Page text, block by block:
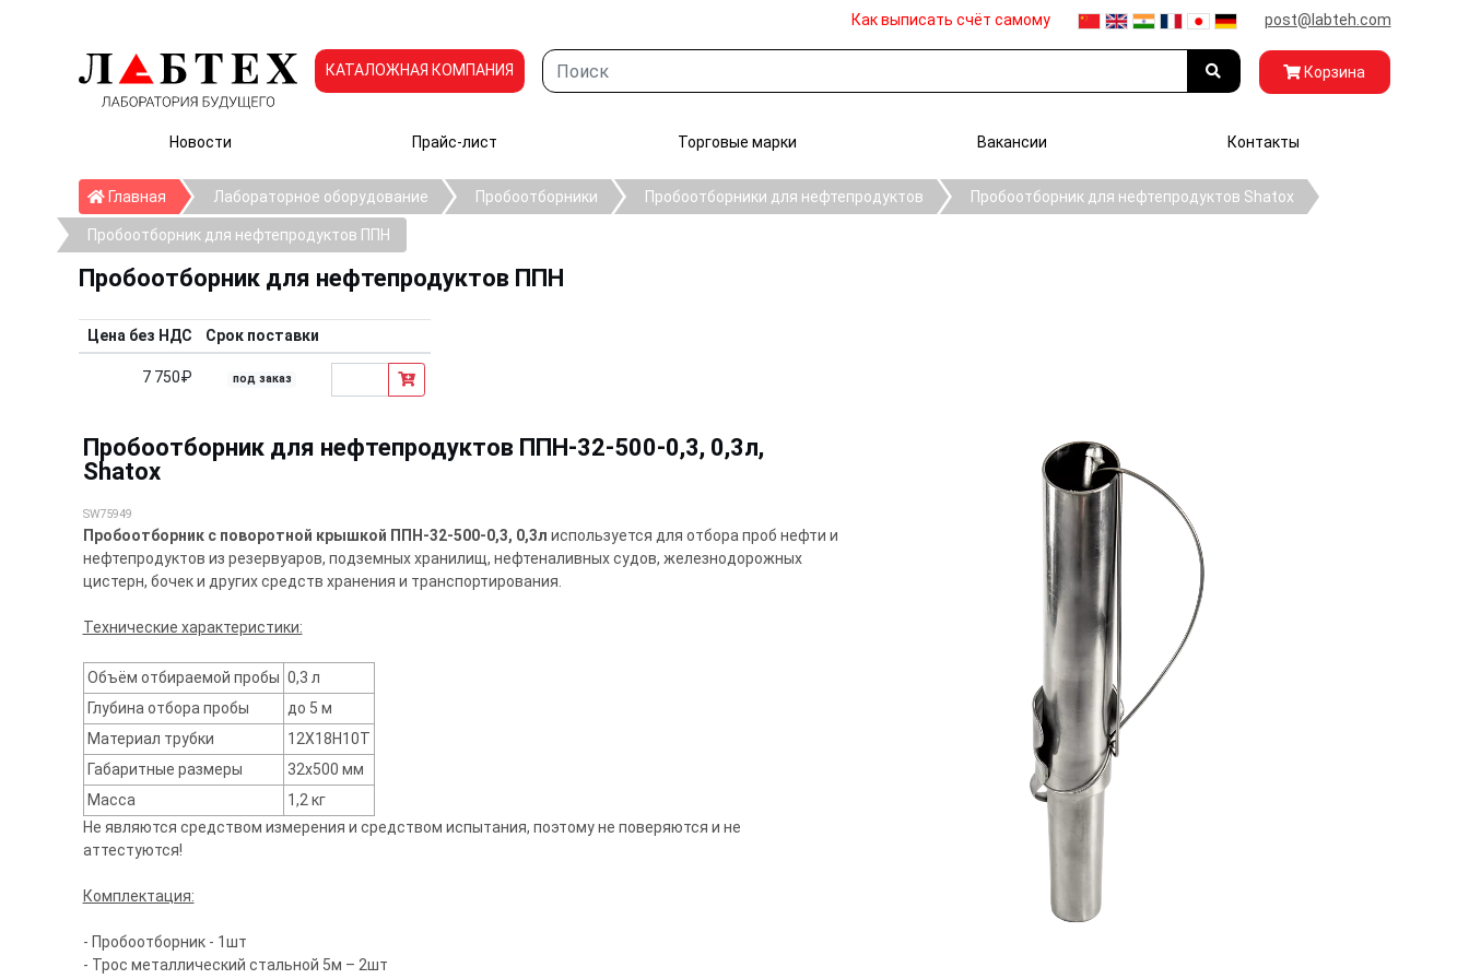
Как выписать счёт самому post@labteh.com
КАТАЛОЖНАЯ КОМПАНИЯ Корзина
Новости Прайс-лист Торговые марки Вакансии Контакты
ГлавнаяГлавнаяЛабораторное оборудование Пробоотборники Пробоотборники для нефтепродуктов Пробоотборник для нефтепродуктов Shatox
Пробоотборник для нефтепродуктов ППН
Пробоотборник для нефтепродуктов ППН
Цена без НДС Срок поставки
7 750₽ под заказ
Пробоотборник для нефтепродуктов ППН-32-500-0,3, 0,3л,
Shatox
SW75949
Пробоотборник с поворотной крышкой ППН-32-500-0,3, 0,3л используется для отбора проб нефти и
нефтепродуктов из резервуаров, подземных хранилищ, нефтеналивных судов, железнодорожных
цистерн, бочек и других средств хранения и транспортирования.
Технические характеристики:
Объём отбираемой пробы 0,3 л
Глубина отбора пробы
до 5 м
Материал трубки
12Х18Н10Т
Габаритные размеры
32х500 мм
Масса
1,2 кг
Не являются средством измерения и средством испытания, поэтому не поверяются и не
аттестуются!
Комплектация:
- Пробоотборник - 1шт
- Трос металлический стальной 5м – 2шт